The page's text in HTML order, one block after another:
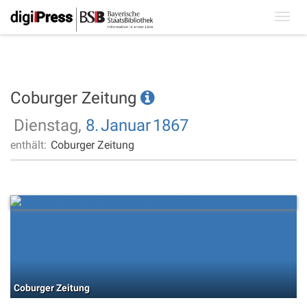
Coburger Zeitung
Dienstag, 8.Januar1867
enthält: Coburger Zeitung
Coburger Zeitung